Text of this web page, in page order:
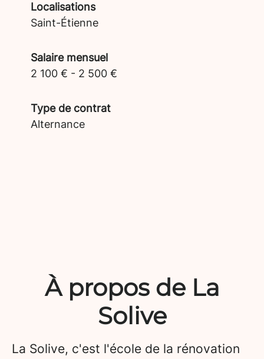
Localisations
Saint-Étienne
Salaire mensuel
2 100 € - 2 500 €
Type de contrat
Alternance
À propos de La
Solive
La Solive, c'est l'école de la rénovation